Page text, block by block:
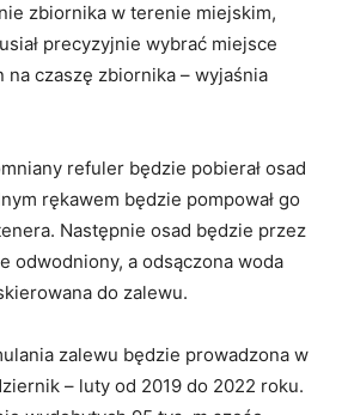
zbiornika w terenie miejskim,
precyzyjnie wybrać miejsce
na czaszę zbiornika – wyjaśnia
refuler będzie pobierał osad
rękawem będzie pompował go
Następnie osad będzie przez
odwodniony, a odsączona woda
do zalewu.
zalewu będzie prowadzona w
– luty od 2019 do 2022 roku.